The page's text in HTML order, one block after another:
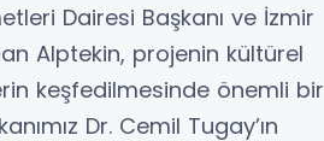
Dairesi Başkanı ve İzmir
Alptekin, projenin kültürel
keşfedilmesinde önemli bir
Dr. Cemil Tugay’ın